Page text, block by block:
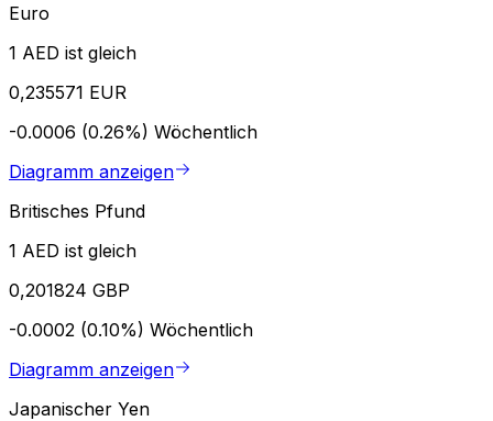
Euro
1 AED ist gleich
0,235571 EUR
-0.0006 (0.26%) Wöchentlich
Diagramm anzeigen
Britisches Pfund
1 AED ist gleich
0,201824 GBP
-0.0002 (0.10%) Wöchentlich
Diagramm anzeigen
Japanischer Yen